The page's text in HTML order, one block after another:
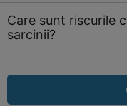
Care sunt riscurile
sarcinii?